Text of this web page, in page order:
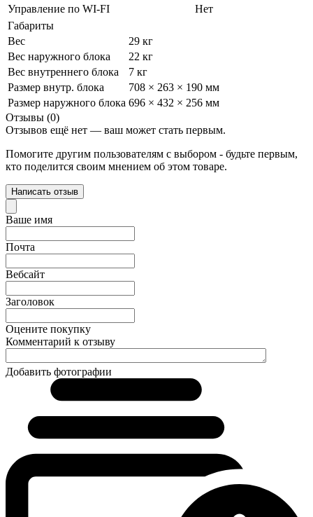
Управление по WI-FI
Нет
Габариты
Вес
29 кг
Вес наружного блока
22 кг
Вес внутреннего блока
7 кг
Размер внутр. блока
708 × 263 × 190 мм
Размер наружного блока 696 × 432 × 256 мм
Отзывы (0)
Отзывов ещё нет — ваш может стать первым.
Помогите другим пользователям с выбором - будьте первым,
кто поделится своим мнением об этом товаре.
Написать отзыв
Ваше имя
Почта
Вебсайт
Заголовок
Оцените покупку
Комментарий к отзыву
Добавить фотографии